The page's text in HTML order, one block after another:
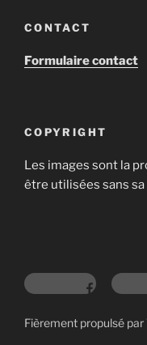
CONTACT
Formulaire contact
COPYRIGHT
Les images sont la
être utilisées sans
Fièrement propulsé